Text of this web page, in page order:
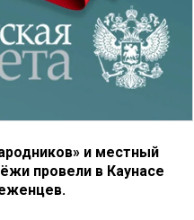
и местный
провели в Каунасе